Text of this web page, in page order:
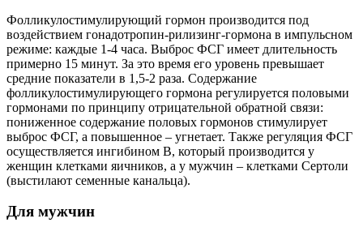
Фолликулостимулирующий гормон производится под
воздействием гонадотропин-рилизинг-гормона в импульсном
режиме: каждые 1-4 часа. Выброс ФСГ имеет длительность
примерно 15 минут. За это время его уровень превышает
средние показатели в 1,5-2 раза. Содержание
фолликулостимулирующего гормона регулируется половыми
гормонами по принципу отрицательной обратной связи:
пониженное содержание половых гормонов стимулирует
выброс ФСГ, а повышенное – угнетает. Также регуляция ФСГ
осуществляется ингибином В, который производится у
женщин клетками яичников, а у мужчин – клетками Сертоли
(выстилают семенные канальца).
Для мужчин